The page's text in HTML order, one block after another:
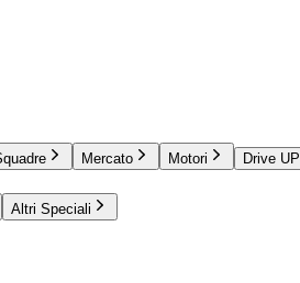
Mercato Motori Drive UP
Altri Speciali